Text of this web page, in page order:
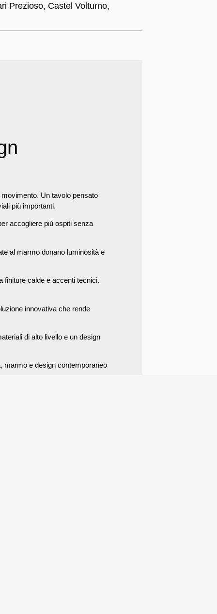
Prezioso, Castel Volturno,
Un tavolo pensato
più importanti.
accogliere più ospiti senza
al marmo donano luminosità e
finiture calde e accenti tecnici.
innovativa che rende
di alto livello e un design
marmo e design contemporaneo